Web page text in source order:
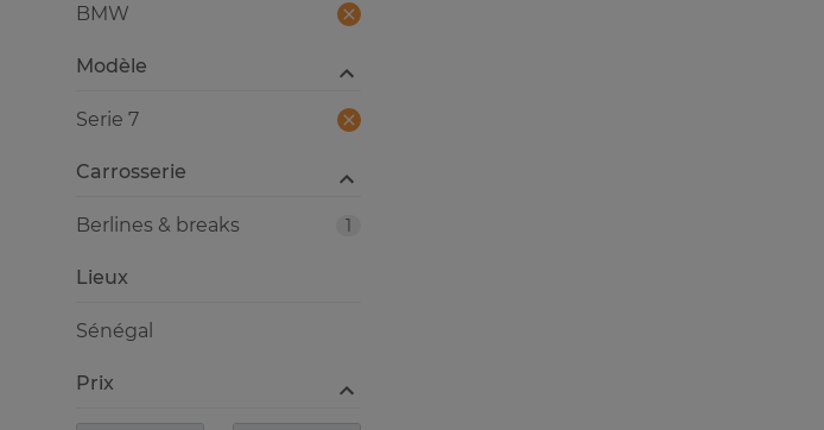
Lieux
Sénégal
Prix
BMW
Modèle
Serie 7
Carrosserie
1
Berlines & breaks